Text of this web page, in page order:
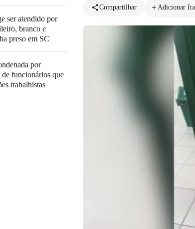
Compartilhar
Adicionar
ser atendido por
branco e
preso em SC
por
funcionários que
trabalhistas